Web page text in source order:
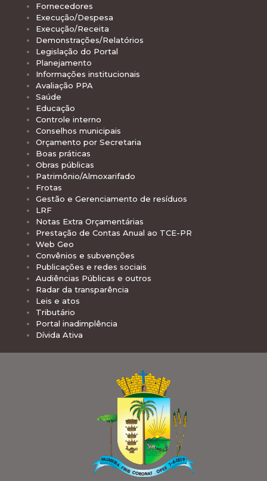
Fornecedores
Execução/Despesa
Execução/Receita
Demonstrações/Relatórios
Legislação do Portal
Planejamento
Informações institucionais
Avaliação PPA
Saúde
Educação
Controle interno
Conselhos municipais
Orçamento por Secretaria
Boas práticas
Obras públicas
Patrimônio/Almoxarifado
Frotas
Gestão e Gerenciamento de resíduos
LRF
Notas Extra Orçamentárias
Prestação de Contas Anual ao TCE-PR
Web Geo
Convênios e subvenções
Publicações e redes sociais
Audiências Públicas e outros
Radar da transparência
Leis e atos
Tributário
Portal inadimplência
Dívida Ativa